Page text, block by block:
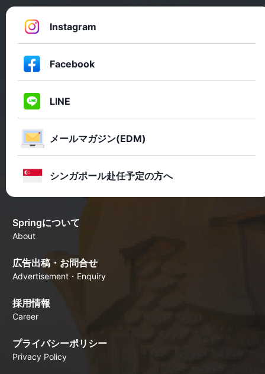
Instagram
Facebook
LINE
メールマガジン(EDM)
シンガポール赴任予定の方へ
Springについて
About
広告出稿・お問合せ
Advertisement・Enquiry
採用情報
Career
プライバシーポリシー
Privacy Policy